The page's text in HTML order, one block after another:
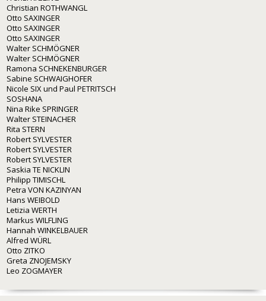
Christian ROTHWANGL
Otto SAXINGER
Otto SAXINGER
Otto SAXINGER
Walter SCHMÖGNER
Walter SCHMÖGNER
Ramona SCHNEKENBURGER
Sabine SCHWAIGHOFER
Nicole SIX und Paul PETRITSCH
SOSHANA
Nina Rike SPRINGER
Walter STEINACHER
Rita STERN
Robert SYLVESTER
Robert SYLVESTER
Robert SYLVESTER
Saskia TE NICKLIN
Philipp TIMISCHL
Petra VON KAZINYAN
Hans WEIBOLD
Letizia WERTH
Markus WILFLING
Hannah WINKELBAUER
Alfred WÜRL
Otto ZITKO
Greta ZNOJEMSKY
Leo ZOGMAYER